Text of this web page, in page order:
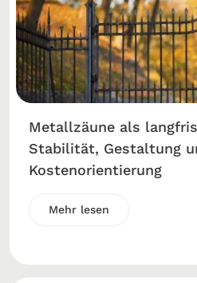
Metallzäune als
Stabilität, Gestaltung
Kostenorientierung
Mehr lesen